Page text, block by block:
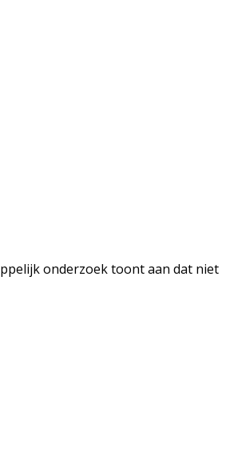
onderzoek toont aan dat niet